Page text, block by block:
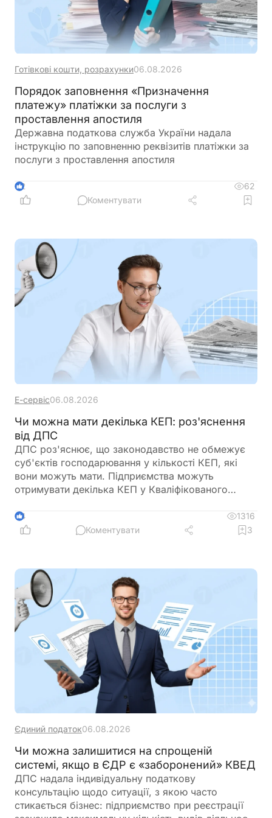
Готівкові кошти, розрахунки06.08.2026
Порядок заповнення «Призначення
платежу» платіжки за послуги з
проставлення апостиля
Державна податкова служба України надала
інструкцію по заповненню реквізитів платіжки за
послуги з проставлення апостиля
2
62
Коментувати
Е-сервіс06.08.2026
Чи можна мати декілька КЕП: роз'яснення
від ДПС
ДПС роз'яснює, що законодавство не обмежує
суб'єктів господарювання у кількості КЕП, які
вони можуть мати. Підприємства можуть
отримувати декілька КЕП у Кваліфікованого
України
4
1316
Коментувати
3
Єдиний податок06.08.2026
Чи можна залишитися на спрощеній
системі, якщо в ЄДР є «заборонений» КВЕД
ДПС надала індивідуальну податкову
консультацію щодо ситуації, з якою часто
стикається бізнес: підприємство при реєстрації